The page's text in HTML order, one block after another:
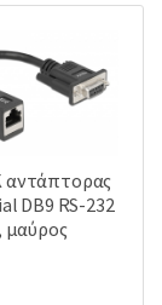
αντάπτορας
DB9 RS-232
μαύρος